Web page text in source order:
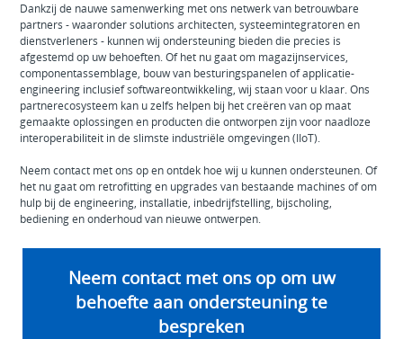
Dankzij de nauwe samenwerking met ons netwerk van betrouwbare
partners - waaronder solutions architecten, systeemintegratoren en
dienstverleners - kunnen wij ondersteuning bieden die precies is
afgestemd op uw behoeften. Of het nu gaat om magazijnservices,
componentassemblage, bouw van besturingspanelen of applicatie-
engineering inclusief softwareontwikkeling, wij staan voor u klaar. Ons
partnerecosysteem kan u zelfs helpen bij het creëren van op maat
gemaakte oplossingen en producten die ontworpen zijn voor naadloze
interoperabiliteit in de slimste industriële omgevingen (IIoT).
Neem contact met ons op en ontdek hoe wij u kunnen ondersteunen. Of
het nu gaat om retrofitting en upgrades van bestaande machines of om
hulp bij de engineering, installatie, inbedrijfstelling, bijscholing,
bediening en onderhoud van nieuwe ontwerpen.
Neem contact met ons op om uw
behoefte aan ondersteuning te
bespreken